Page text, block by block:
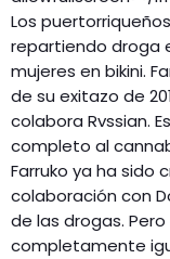
Los
repartiendo droga
mujeres en bikini.
de su exitazo de
colabora Rvssian.
completo al
Farruko ya ha sido
colaboración con
de las drogas.
completamente